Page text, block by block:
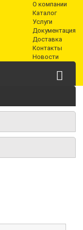
О компании
Каталог
Услуги
Документация
Доставка
Контакты
Новости